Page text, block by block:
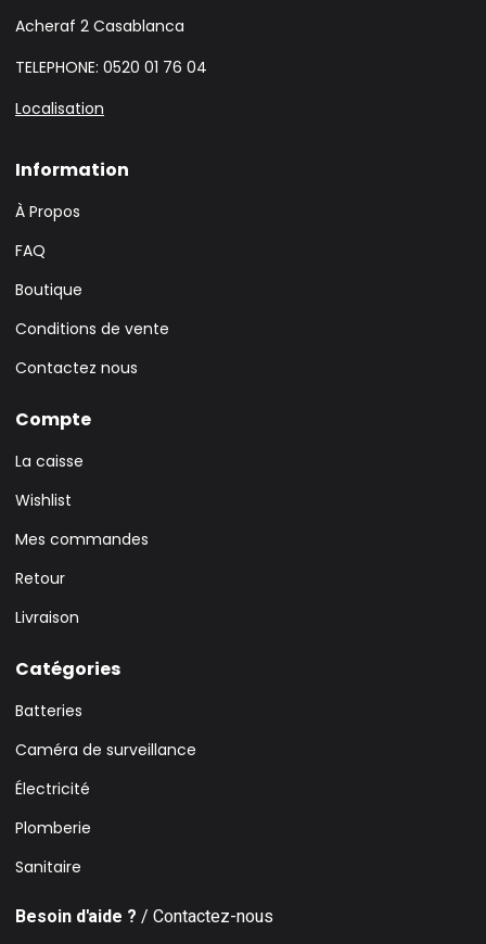
Acheraf 2 Casablanca
TELEPHONE: 0520 01 76 04
Localisation
Information
À Propos
FAQ
Boutique
Conditions de vente
Contactez nous
Compte
La caisse
Wishlist
Mes commandes
Retour
Livraison
Catégories
Batteries
Caméra de surveillance
Électricité
Plomberie
Sanitaire
Besoin d'aide ? / Contactez-nous